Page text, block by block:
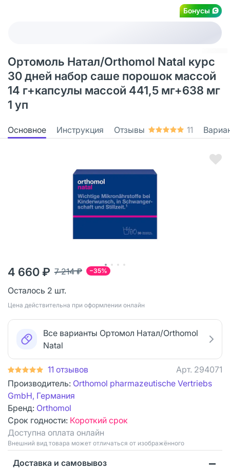
Бонусы
Ортомоль Натал/Orthomol Natal курс
30 дней набор саше порошок массой
14 г+капсулы массой 441,5 мг+638 мг
1 уп
Основное Инструкция Отзывы 11
−35%
7 214 ₽
4 660 ₽
Осталось 2 шт.
Цена действительна при оформлении онлайн
Все варианты Ортомол Натал/Orthomol
Natal
11 отзывов Арт. 294071
Производитель: Orthomol pharmazeutische Vertriebs
GmbH, Германия
Бренд: Orthomol
Срок годности: Короткий срок
Доступна оплата онлайн
Bнешний вид товара может отличаться от изображённого
Доставка и самовывоз